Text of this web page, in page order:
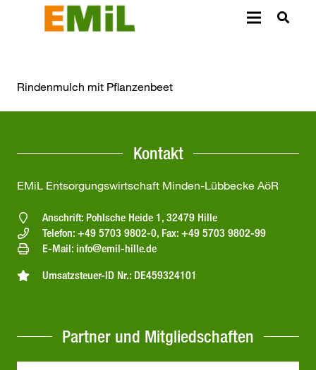
Rindenmulch mit Pflanzenbeet
Kontakt
EMiL Entsorgungswirtschaft Minden-Lübbecke AöR
Anschrift: Pohlsche Heide 1, 32479 Hille
Telefon: +49 5703 9802-0, Fax: +49 5703 9802-99
E-Mail: info@emil-hille.de
Umsatzsteuer-ID Nr.: DE459324101
Partner und Mitgliedschaften